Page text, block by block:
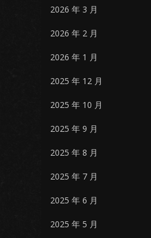
2026 年 3 月
2026 年 2 月
2026 年 1 月
2025 年 12 月
2025 年 10 月
2025 年 9 月
2025 年 8 月
2025 年 7 月
2025 年 6 月
2025 年 5 月